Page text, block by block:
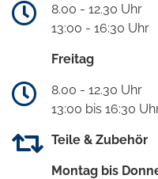
8.00 - 12.30 Uhr
13:00 - 16:30 Uhr
Freitag
8.00 - 12.30 Uhr
13:00 bis 16:30
Teile & Zubehör
Montag bis